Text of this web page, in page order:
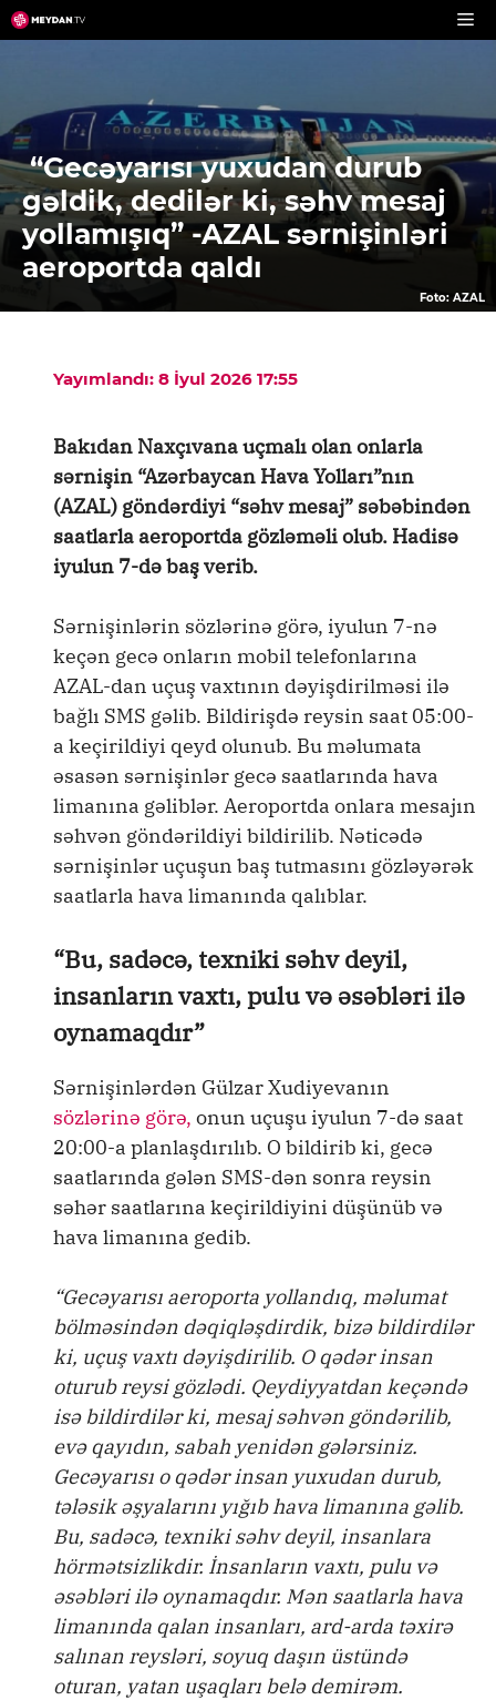
Skip
to
“Gecəyarısı yuxudan durub
gəldik, dedilər ki, səhv mesaj
yollamışıq” -AZAL sərnişinləri
aeroportda qaldı
Foto: AZAL
Yayımlandı: 8 İyul 2026 17:55
Bakıdan Naxçıvana uçmalı olan onlarla
sərnişin “Azərbaycan Hava Yolları”nın
(AZAL) göndərdiyi “səhv mesaj” səbəbindən
saatlarla aeroportda gözləməli olub. Hadisə
iyulun 7-də baş verib.
Sərnişinlərin sözlərinə görə, iyulun 7-nə
keçən gecə onların mobil telefonlarına
AZAL-dan uçuş vaxtının dəyişdirilməsi ilə
bağlı SMS gəlib. Bildirişdə reysin saat 05:00-
a keçirildiyi qeyd olunub. Bu məlumata
əsasən sərnişinlər gecə saatlarında hava
limanına gəliblər. Aeroportda onlara mesajın
səhvən göndərildiyi bildirilib. Nəticədə
sərnişinlər uçuşun baş tutmasını gözləyərək
saatlarla hava limanında qalıblar.
“Bu, sadəcə, texniki səhv deyil,
insanların vaxtı, pulu və əsəbləri ilə
oynamaqdır”
Sərnişinlərdən Gülzar Xudiyevanın
sözlərinə görə, onun uçuşu iyulun 7-də saat
20:00-a planlaşdırılıb. O bildirib ki, gecə
saatlarında gələn SMS-dən sonra reysin
səhər saatlarına keçirildiyini düşünüb və
hava limanına gedib.
“Gecəyarısı aeroporta yollandıq, məlumat
bölməsindən dəqiqləşdirdik, bizə bildirdilər
ki, uçuş vaxtı dəyişdirilib. O qədər insan
oturub reysi gözlədi. Qeydiyyatdan keçəndə
isə bildirdilər ki, mesaj səhvən göndərilib,
evə qayıdın, sabah yenidən gələrsiniz.
Gecəyarısı o qədər insan yuxudan durub,
tələsik əşyalarını yığıb hava limanına gəlib.
Bu, sadəcə, texniki səhv deyil, insanlara
hörmətsizlikdir. İnsanların vaxtı, pulu və
əsəbləri ilə oynamaqdır. Mən saatlarla hava
limanında qalan insanları, ard-arda təxirə
salınan reysləri, soyuq daşın üstündə
oturan, yatan uşaqları belə demirəm.